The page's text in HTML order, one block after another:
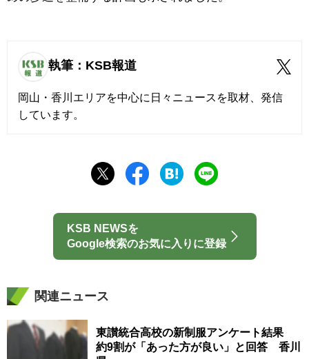
執筆：KSB報道
岡山・香川エリアを中心に日々ニュースを取材、発信
しています。
KSB NEWSを
Google検索のお気に入りに登録
関連ニュース
東讃統合高校の新制服アンケート結果
約9割が「あった方が良い」と回答 香川